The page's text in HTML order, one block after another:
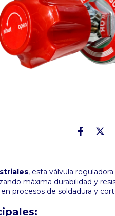
, esta válvula
máxima durabilidad y
procesos de soldadura y